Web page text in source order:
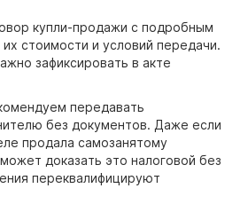
купли-продажи с подробным
стоимости и условий передачи.
зафиксировать в акте
передавать
без документов. Даже если
продала самозанятому
доказать это налоговой без
переквалифицируют